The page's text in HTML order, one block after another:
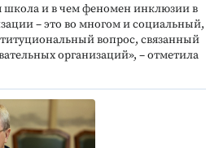
школа и в чем феномен инклюзии в
– это во многом и социальный,
вопрос, связанный
организаций», – отметила